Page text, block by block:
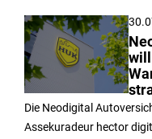
Die Neodigital
Assekuradeur hector